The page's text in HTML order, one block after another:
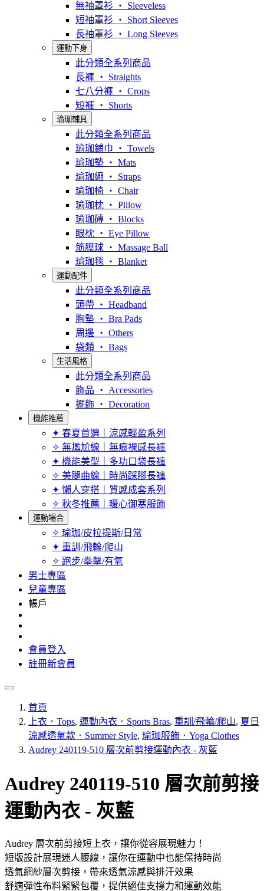
無袖罩衫 ‧ Sleeveless
短袖罩衫 ‧ Short Sleeves
長袖罩衫 ‧ Long Sleeves
運動下身
此分類全系列商品
長褲 ‧ Straights
七八分褲 ‧ Crops
短褲 ‧ Shorts
瑜珈輔具
此分類全系列商品
瑜珈鋪巾 ‧ Towels
瑜珈墊 ‧ Mats
瑜珈繩 ‧ Straps
瑜珈椅 ‧ Chair
瑜珈枕 ‧ Pillow
瑜珈磚 ‧ Blocks
眼枕 ‧ Eye Pillow
筋膜球 ‧ Massage Ball
瑜珈毯 ‧ Blanket
運動配件
此分類全系列商品
頭帶 ‧ Headband
胸墊 ‧ Bra Pads
周邊 ‧ Others
袋類 ‧ Bags
生活風格
此分類全系列商品
飾品 ‧ Accessories
擺飾 ‧ Decoration
機能推薦
✦ 春夏首選｜涼感輕盈系列
✧ 無尷尬線｜無痕裸感長褲
✦ 機能美型｜多功口袋長褲
✧ 美腿曲線｜時尚踩腳長褲
✦ 懶人穿搭｜質感成套系列
✧ 秋冬推薦｜暖心御寒服飾
運動場合
✧ 瑜珈/皮拉提斯/日常
✦ 重訓/飛輪/爬山
✧ 跑步/拳擊/有氧
男士專區
兒童專區
帳戶
會員登入
註冊新會員
首頁
上衣．Tops, 運動內衣．Sports Bras, 重訓/飛輪/爬山, 夏日
涼感透氣款．Summer Style, 瑜珈服飾．Yoga Clothes
Audrey 240119-510 層次前剪接運動內衣 - 灰藍
Audrey 240119-510 層次前剪接
運動內衣 - 灰藍
Audrey 層次前剪接短上衣，讓你從容展現魅力！
短版設計展現迷人腰線，讓你在運動中也能保持時尚
透氣網紗層次剪接，帶來透氣涼感與排汗效果
舒適彈性布料緊緊包覆，提供絕佳支撐力和運動效能